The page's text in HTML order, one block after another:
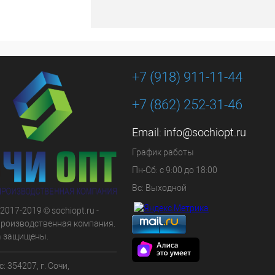
2019 © sochiopt.ru -
компания.
защищены.
354207, г. Сочи,
+7 (918) 911-11-44
+7 (862) 252-31-46
Email: info@sochiopt.ru
График работы
Пн-Сб: с 9:00 до 18:00
Вс: Выходной